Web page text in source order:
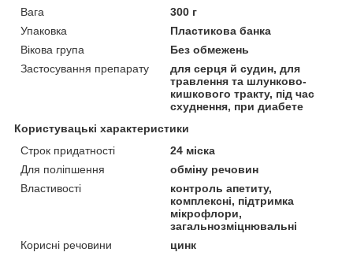
Вага
300 г
Упаковка
Пластикова банка
Вікова група
Без обмежень
Застосування препарату
для серця й судин, для
травлення та шлунково-
кишкового тракту, під час
схуднення, при диабете
Користувацькі характеристики
Строк придатності
24 міска
Для поліпшення
обміну речовин
Властивості
контроль апетиту,
комплексні, підтримка
мікрофлори,
загальнозміцнювальні
Корисні речовини
цинк